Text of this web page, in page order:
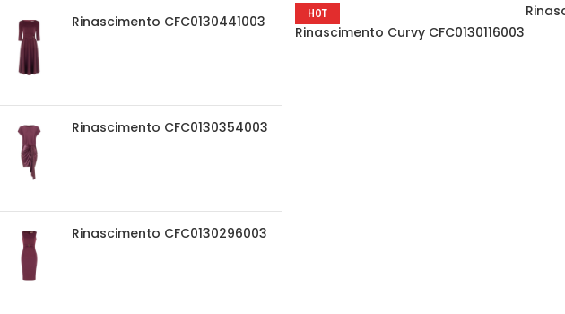
Rinascimento CFC0130441003
Rinascimento CFC0130354003
Rinascimento CFC0130296003
HOT
Rinascimento Curvy CFC0130116003